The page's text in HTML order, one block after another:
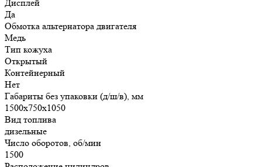
Дисплей
Да
Обмотка альтернатора двигателя
Медь
Тип кожуха
Открытый
Контейнерный
Нет
Габариты без упаковки (д/ш/в), мм
1500x750x1050
Вид топлива
дизельные
Число оборотов, об/мин
1500